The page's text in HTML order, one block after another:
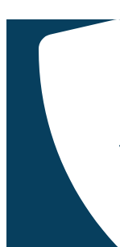
contenido